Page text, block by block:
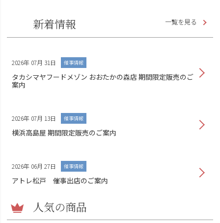
新着情報 一覧を見る
2026年 07月 31日 催事情報
タカシマヤフードメゾン おおたかの森店 期間限定販売のご
案内
2026年 07月 13日 催事情報
横浜高島屋 期間限定販売のご案内
2026年 06月 27日 催事情報
アトレ松戸 催事出店のご案内
人気の商品